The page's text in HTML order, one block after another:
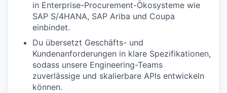
in Enterprise-Procurement-Ökosysteme wie
SAP S/4HANA, SAP Ariba und Coupa
einbindet.
Du übersetzt Geschäfts- und
Kundenanforderungen in klare Spezifikationen,
sodass unsere Engineering-Teams
zuverlässige und skalierbare APIs entwickeln
können.